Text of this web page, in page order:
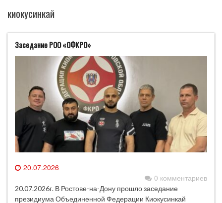
киокусинкай
Заседание РОО «ОФКРО»
20.07.2026
0 комментариев
20.07.2026г. В Ростове-на-Дону прошло заседание
президиума Объединенной Федерации Киокусинкай